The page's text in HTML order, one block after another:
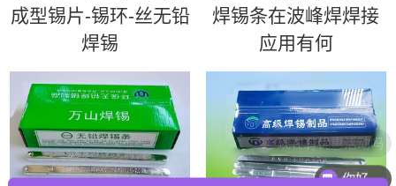
成型锡片-锡环-丝无铅
焊锡
焊锡条在波峰焊焊接
应用有何
现在有优惠活动吗
你好